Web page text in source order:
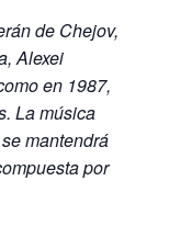
de Chejov,
Alexei
en 1987,
La música
mantendrá
por